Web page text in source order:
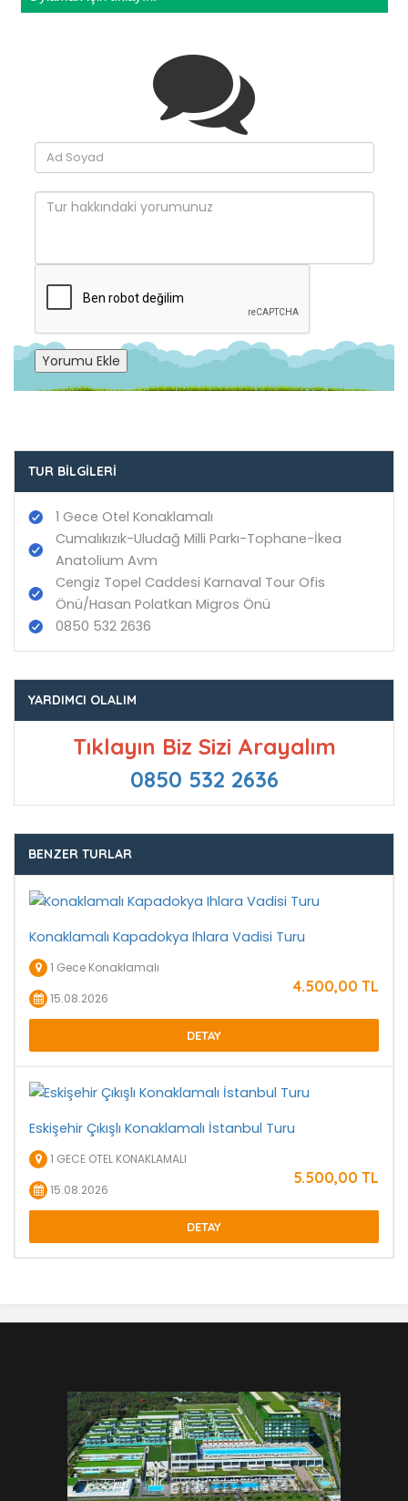
Yorumu Ekle
TUR BILGILERI
1 Gece Otel Konaklamalı
Cumalıkızık-Uludağ Milli Parkı-Tophane-İkea
Anatolium Avm
Cengiz Topel Caddesi Karnaval Tour Ofis
Önü/Hasan Polatkan Migros Önü
0850 532 2636
YARDIMCI OLALIM
Tıklayın Biz Sizi Arayalım
0850 532 2636
BENZER TURLAR
Konaklamalı Kapadokya Ihlara Vadisi Turu
1 Gece Konaklamalı
15.08.2026
4.500,00 TL
DETAY
Eskişehir Çıkışlı Konaklamalı İstanbul Turu
1 GECE OTEL KONAKLAMALI
15.08.2026
5.500,00 TL
DETAY